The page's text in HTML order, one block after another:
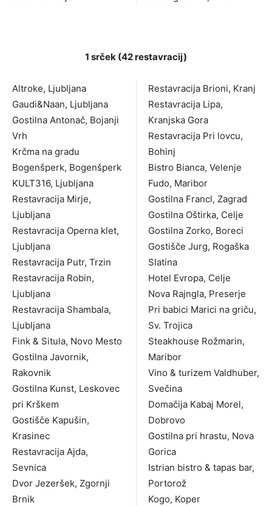
1 srček (42 restavracij)
Altroke, Ljubljana
Gaudi&Naan, Ljubljana
Gostilna Antonač, Bojanji
Vrh
Krčma na gradu
Bogenšperk, Bogenšperk
KULT316, Ljubljana
Restavracija Mirje,
Ljubljana
Restavracija Operna klet,
Ljubljana
Restavracija Putr, Trzin
Restavracija Robin,
Ljubljana
Restavracija Shambala,
Ljubljana
Fink & Situla, Novo Mesto
Gostilna Javornik,
Rakovnik
Gostilna Kunst, Leskovec
pri Krškem
Gostišče Kapušin,
Krasinec
Restavracija Ajda,
Sevnica
Dvor Jezeršek, Zgornji
Brnik
Restavracija Brioni, Kranj
Restavracija Lipa,
Kranjska Gora
Restavracija Pri lovcu,
Bohinj
Bistro Bianca, Velenje
Fudo, Maribor
Gostilna Francl, Zagrad
Gostilna Oštirka, Celje
Gostilna Zorko, Boreci
Gostišče Jurg, Rogaška
Slatina
Hotel Evropa, Celje
Nova Rajngla, Preserje
Pri babici Marici na griču,
Sv. Trojica
Steakhouse Rožmarin,
Maribor
Vino & turizem Valdhuber,
Svečina
Domačija Kabaj Morel,
Dobrovo
Gostilna pri hrastu, Nova
Gorica
Istrian bistro & tapas bar,
Portorož
Kogo, Koper